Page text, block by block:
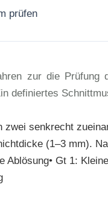
prüfen
zur die
definiertes
zwei senkrecht
(1–3 mm).
Gt 1: